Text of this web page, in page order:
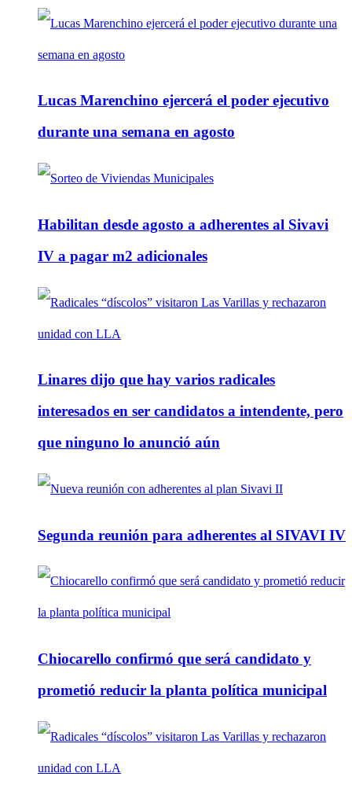
Lucas Marenchino ejercerá el poder ejecutivo
durante una semana en agosto
Habilitan desde agosto a adherentes al Sivavi
IV a pagar m2 adicionales
Linares dijo que hay varios radicales
interesados en ser candidatos a intendente, pero
que ninguno lo anunció aún
Segunda reunión para adherentes al SIVAVI IV
Chiocarello confirmó que será candidato y
prometió reducir la planta política municipal